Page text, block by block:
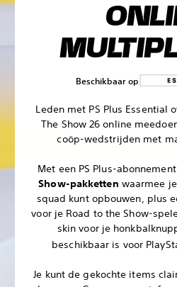
Beschikbaar op
Leden met PS Plus Essential
The Show 26 online
coöp-wedstrijden met
Met een PS Plus-
Show-pakketten waarmee
squad kunt opbouwen, plus
voor je Road to the Show-
skin voor je
beschikbaar is voor
Je kunt de gekochte items